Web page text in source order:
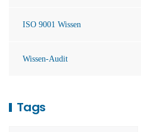
ISO 9001 Wissen
Wissen-Audit
Tags